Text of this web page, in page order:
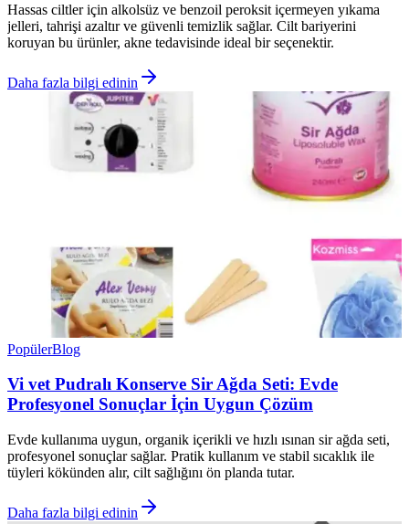
Hassas ciltler için alkolsüz ve benzoil peroksit içermeyen yıkama
jelleri, tahrişi azaltır ve güvenli temizlik sağlar. Cilt bariyerini
koruyan bu ürünler, akne tedavisinde ideal bir seçenektir.
Daha fazla bilgi edinin
PopülerBlog
Vi vet Pudralı Konserve Sir Ağda Seti: Evde
Profesyonel Sonuçlar İçin Uygun Çözüm
Evde kullanıma uygun, organik içerikli ve hızlı ısınan sir ağda seti,
profesyonel sonuçlar sağlar. Pratik kullanım ve stabil sıcaklık ile
tüyleri kökünden alır, cilt sağlığını ön planda tutar.
Daha fazla bilgi edinin